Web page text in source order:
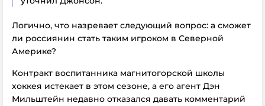
Логично, что назревает следующий вопрос: а сможет
ли россиянин стать таким игроком в Северной
Америке?
Контракт воспитанника магнитогорской школы
хоккея истекает в этом сезоне, а его агент Дэн
Мильштейн недавно отказался давать комментарий